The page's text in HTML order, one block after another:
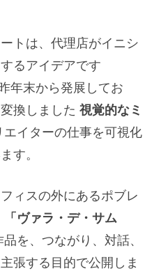
トは、代理店がイニシ
るアイデアです
年末から発展してお
換しました 視覚的なミ
エイターの仕事を可視化
す。
ィスの外にあるポブレ
「ヴァラ・デ・サム
を、つながり、対話、
張する目的で公開しま